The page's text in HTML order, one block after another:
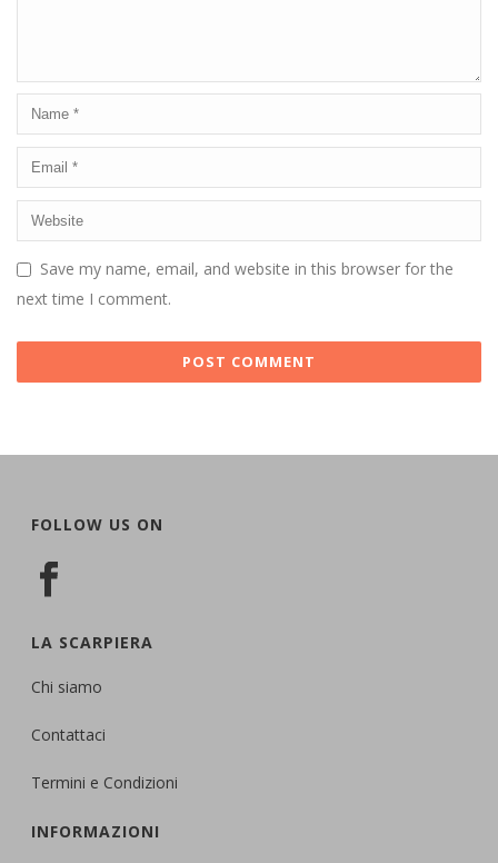
Save my name, email, and website in this browser for the
next time I comment.
FOLLOW US ON
LA SCARPIERA
Chi siamo
Contattaci
Termini e Condizioni
INFORMAZIONI